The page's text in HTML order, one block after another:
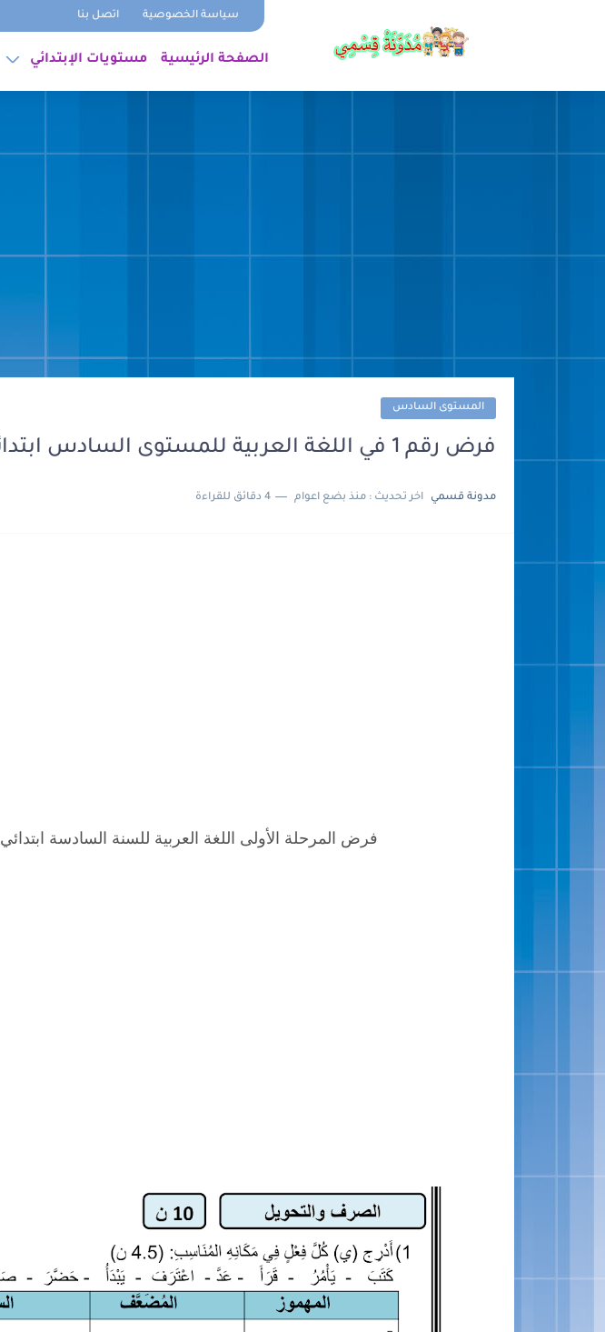
سياسة الخصوصية اتصل بنا
الصفحة الرئيسية مستويات الإبتدائي
المستوى السادس
فرض رقم 1 في اللغة العربية للمستوى السادس ابتدائي
مدونة قسمي اخر تحديث : منذ بضع اعوام 4 دقائق للقراءة
فرض المرحلة الأولى اللغة العربية للسنة السادسة ابتدائي 2023-2024